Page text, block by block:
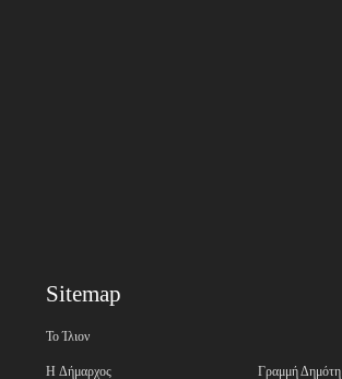
Sitemap
Το Ίλιον
H Δήμαρχος Γραμμή Δημότη